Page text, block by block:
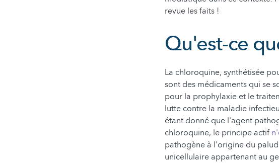
revue les faits !
Qu'est-ce
La chloroquine, synthétisée
sont des médicaments qui se
pour la prophylaxie et le
lutte contre la maladie
étant donné que l'agent
chloroquine, le principe actif
pathogène à l'origine du
unicellulaire appartenant au